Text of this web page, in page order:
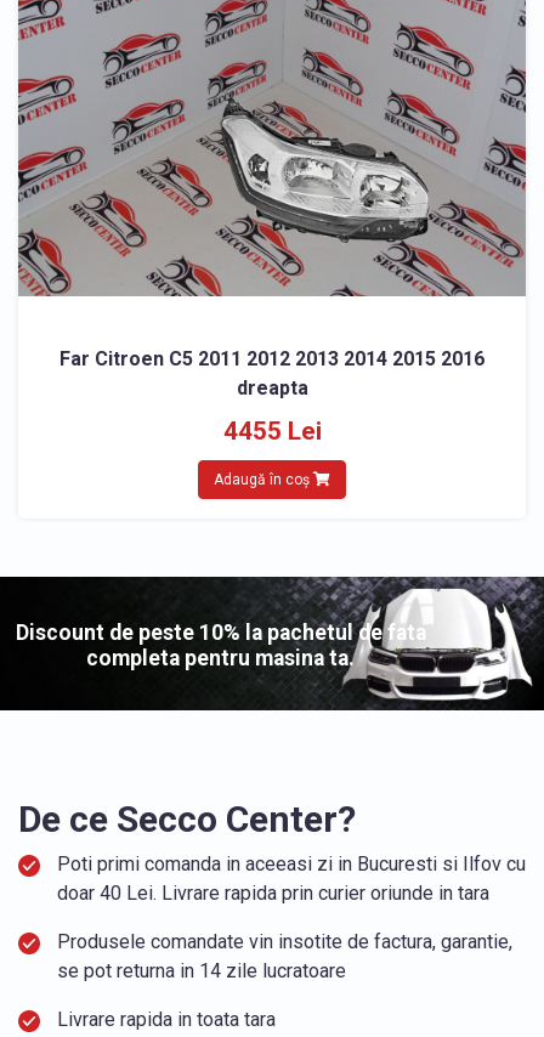
Far Citroen C5 2011 2012 2013 2014 2015 2016
dreapta
4455 Lei
Adaugă în coș
Discount de peste 10% la pachetul de fata
completa pentru masina ta.
De ce Secco Center?
Poti primi comanda in aceeasi zi in Bucuresti si Ilfov cu
doar 40 Lei. Livrare rapida prin curier oriunde in tara
Produsele comandate vin insotite de factura, garantie,
se pot returna in 14 zile lucratoare
Livrare rapida in toata tara